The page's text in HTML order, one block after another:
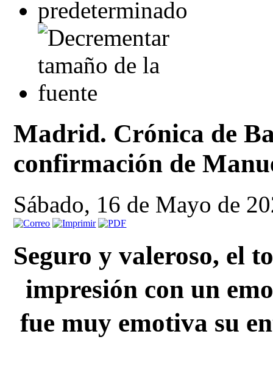
Madrid. Crónica de
confirmación de
Sábado, 16 de Mayo de
Seguro y valeroso, el
impresión con un
fue muy emotiva su